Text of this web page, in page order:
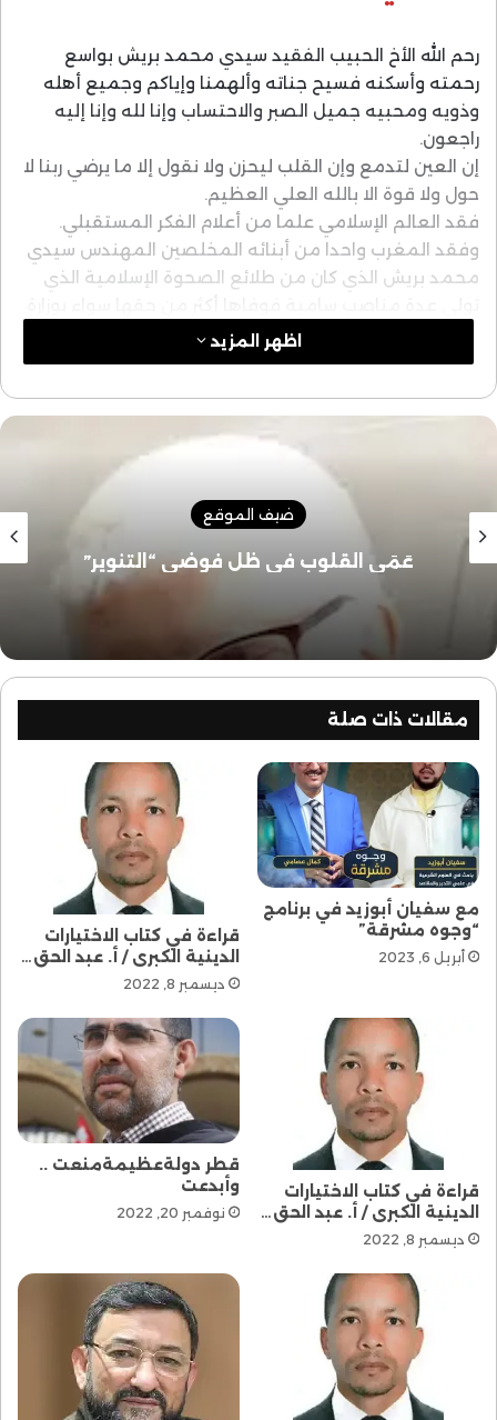
رحم الله الأخ الحبيب الفقيد سيدي محمد بريش بواسع
رحمته وأسكنه فسيح جناته وألهمنا وإياكم وجميع أهله
وذويه ومحبيه جميل الصبر والاحتساب وإنا لله وإنا إليه
راجعون.
إن العين لتدمع وإن القلب ليحزن ولا نقول إلا ما يرضي ربنا لا
حول ولا قوة الا بالله العلي العظيم.
فقد العالم الإسلامي علما من أعلام الفكر المستقبلي.
وفقد المغرب واحدا من أبنائه المخلصين المهندس سيدي
محمد بريش الذي كان من طلائع الصحوة الإسلامية الذي
التجهيز أو وزارة الأوقاف والشؤون الإسلامية أو وزارة الجالية
المغربية بالخارج حيث اشتركنا معا في تأسيسها بجانب الوزير
سيدي محمد بريش كان أول واسطة جادة بين الدولة وبين
الحركة الإسلامية في نهاية ثمانينيات القرن العشرين والتي
طمأنت الدولة إلى نوايا الحركة وخصوصا رابطة المستقبل
الإسلامي في ذلك الوقت.
شهادة
اظهر المزيد
ضيف الموقع
عَمَى القلوب في ظل فوضى “التنوير”
مقالات ذات صلة
مع سفيان أبوزيد في برنامج
“وجوه مشرقة”
أبريل 6, 2023
قراءة في كتاب الاختيارات
الدينية الكبرى / أ. عبد الحق…
ديسمبر 8, 2022
قراءة في كتاب الاختيارات
الدينية الكبرى / أ. عبد الحق…
ديسمبر 8, 2022
قطر دولةعظيمةمنعت ..
وأبدعت
نوفمبر 20, 2022